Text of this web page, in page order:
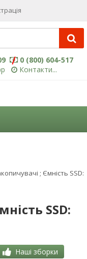
0 (800) 604-517
Контакти...
; Ємність SSD:
SSD:
Наші зборки